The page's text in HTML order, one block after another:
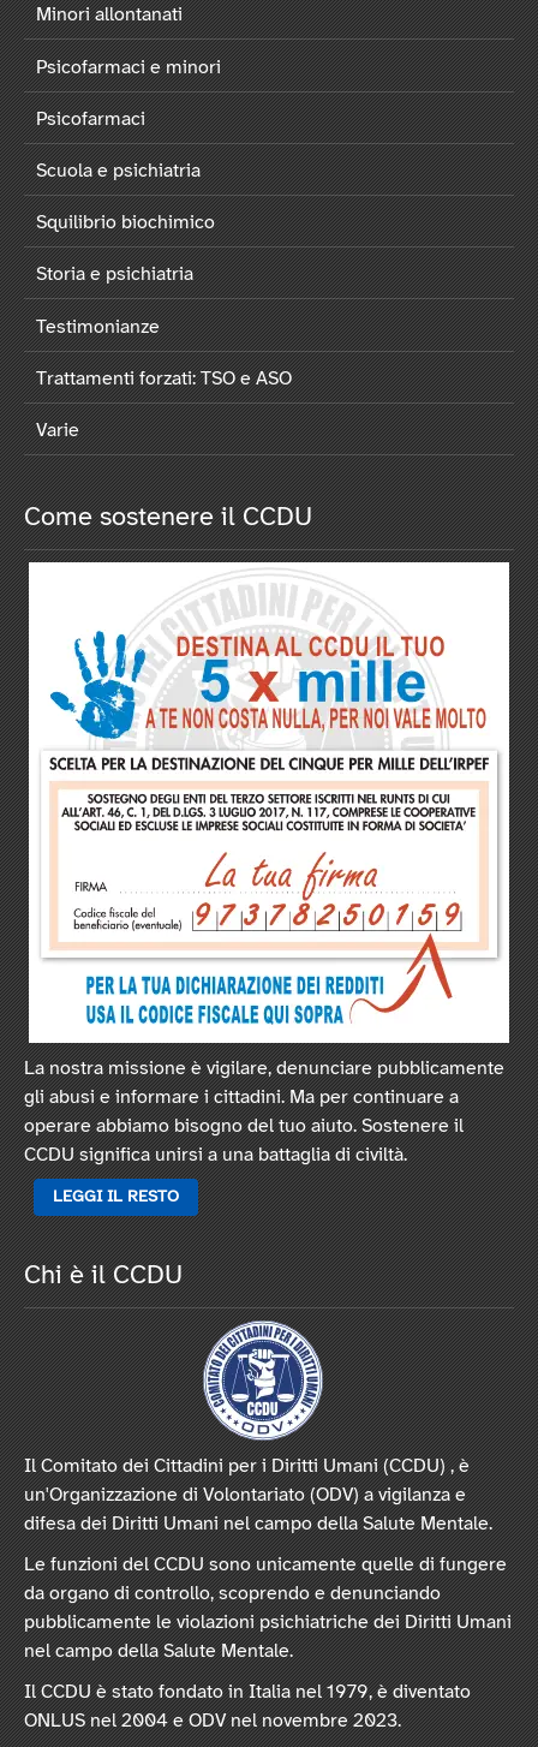
Minori allontanati
Psicofarmaci e minori
Psicofarmaci
Scuola e psichiatria
Squilibrio biochimico
Storia e psichiatria
Testimonianze
Trattamenti forzati: TSO e ASO
Varie
Come sostenere il CCDU
La nostra missione è vigilare, denunciare pubblicamente
gli abusi e informare i cittadini. Ma per continuare a
operare abbiamo bisogno del tuo aiuto. Sostenere il
CCDU significa unirsi a una battaglia di civiltà.
LEGGI IL RESTO
Chi è il CCDU
Il Comitato dei Cittadini per i Diritti Umani (CCDU) , è
un'Organizzazione di Volontariato (ODV) a vigilanza e
difesa dei Diritti Umani nel campo della Salute Mentale.
Le funzioni del CCDU sono unicamente quelle di fungere
da organo di controllo, scoprendo e denunciando
pubblicamente le violazioni psichiatriche dei Diritti Umani
nel campo della Salute Mentale.
Il CCDU è stato fondato in Italia nel 1979, è diventato
ONLUS nel 2004 e ODV nel novembre 2023.